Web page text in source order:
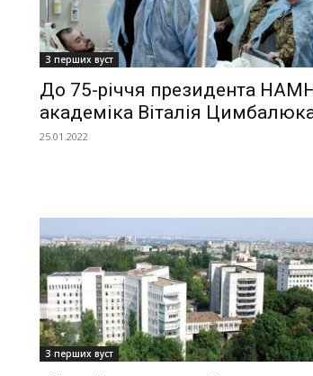
З перших вуст
До 75-річчя президента
академіка Віталія
25.01.2022
З перших вуст